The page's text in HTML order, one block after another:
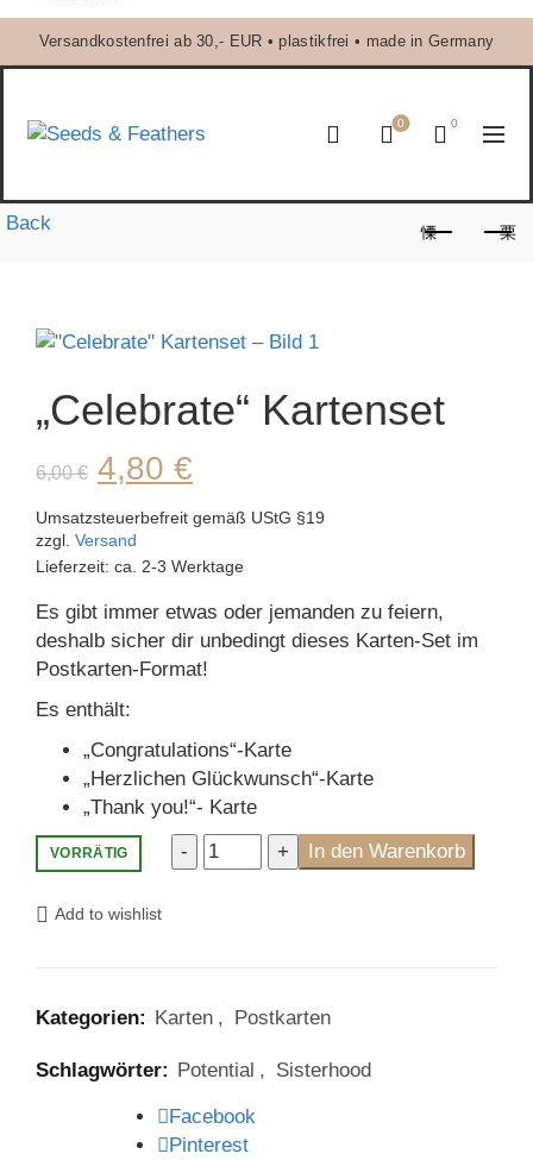
Versandkostenfrei ab 30,- EUR • plastikfrei • made in Germany
0 0
Back
„Celebrate“ Kartenset
6,00€ Ursprünglicher
Preis
war:
6,00 €
4,80 €
Preis
ist:
4,80 €.
Umsatzsteuerbefreit gemäß UStG §19
zzgl. Versand
Lieferzeit: ca. 2-3 Werktage
Es gibt immer etwas oder jemanden zu feiern,
deshalb sicher dir unbedingt dieses Karten-Set im
Postkarten-Format!
Es enthält:
„Congratulations“-Karte
„Herzlichen Glückwunsch“-Karte
„Thank you!“- Karte
VORRÄTIG
"Celebrate"
Kartenset
In den Warenkorb
Add to wishlist
Kategorien: Karten , Postkarten
Schlagwörter: Potential , Sisterhood
Facebook
Pinterest